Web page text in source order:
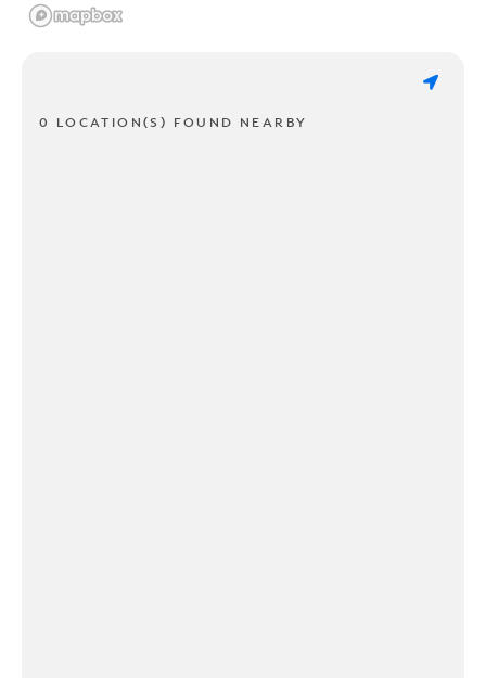
0 LOCATION(S) FOUND NEARBY